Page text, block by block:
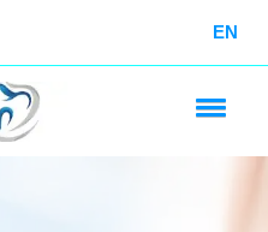
EN